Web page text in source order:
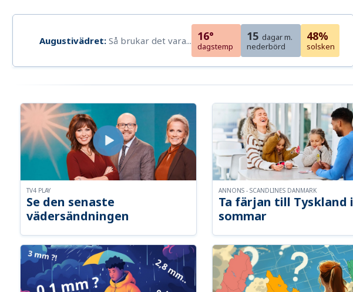
Augustivädret: Så brukar det vara... 16°
dagstemp
15 dagar m.
nederbörd
48%
solsken
Se den senaste
vädersändningen
TV4 PLAY
Ta färjan till Tyskland i
sommar
ANNONS - SCANDLINES DANMARK